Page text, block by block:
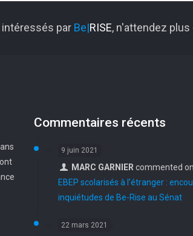
par Be|RISE, n'attendez plus
Commentaires récents
9 juin 2021
MARC GARNIER commented on
EBEP scolarisés à l’étranger :
inquiétudes de Be-Rise au Sénat
22 mars 2021